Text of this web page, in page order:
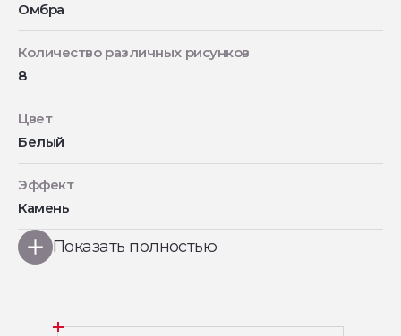
Омбра
Количество различных рисунков
8
Цвет
Белый
Эффект
Камень
Показать полностью